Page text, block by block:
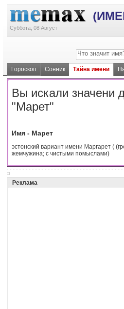
Суббота, 08 Август
Гороскоп Сонник Тайна имени
Вы искали значени
"Марет"
Имя - Марет
эстонский вариант имени Маргарет (
жемчужина; с чистыми помыслами)
Реклама